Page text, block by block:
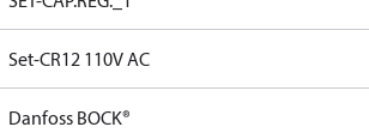
Set-CR12 110V AC
Danfoss BOCK®